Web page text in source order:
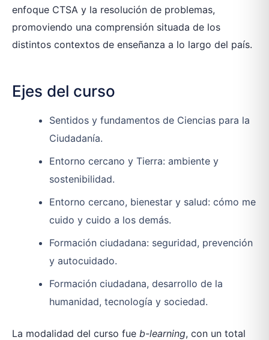
enfoque CTSA y la resolución de problemas,
promoviendo una comprensión situada de los
distintos contextos de enseñanza a lo largo del país.
Ejes del curso
Sentidos y fundamentos de Ciencias para la
Ciudadanía.
Entorno cercano y Tierra: ambiente y
sostenibilidad.
Entorno cercano, bienestar y salud: cómo me
cuido y cuido a los demás.
Formación ciudadana: seguridad, prevención
y autocuidado.
Formación ciudadana, desarrollo de la
humanidad, tecnología y sociedad.
La modalidad del curso fue b-learning, con un total